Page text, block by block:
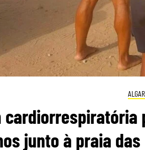
cardiorrespiratória
junto à praia